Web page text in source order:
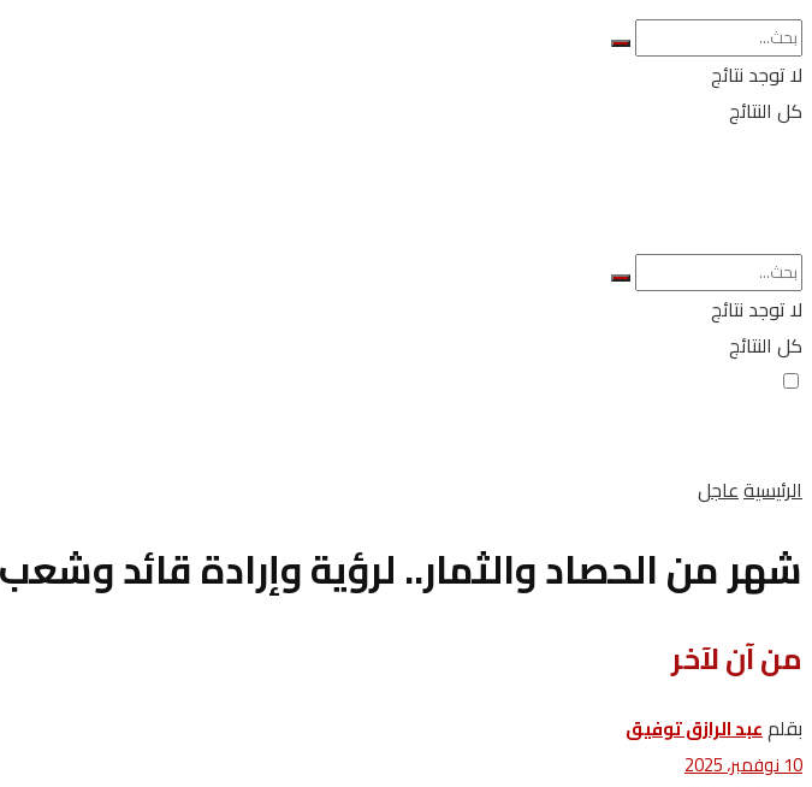
لا توجد نتائج
كل النتائج
لا توجد نتائج
كل النتائج
الرئيسيةعاجل
شهر من الحصاد والثمار.. لرؤية وإرادة قائد وشعب
من آن لآخر
بقلمعبد الرازق توفيق
10 نوفمبر، 2025